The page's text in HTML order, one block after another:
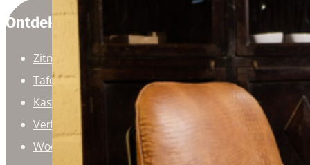
Ontdek
Zitmeubelen
Tafels
Kasten
Verlichting
Woonaccessoires